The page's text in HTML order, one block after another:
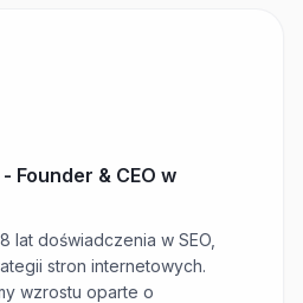
- Founder & CEO w
lat doświadczenia w SEO,
stron internetowych.
wzrostu oparte o